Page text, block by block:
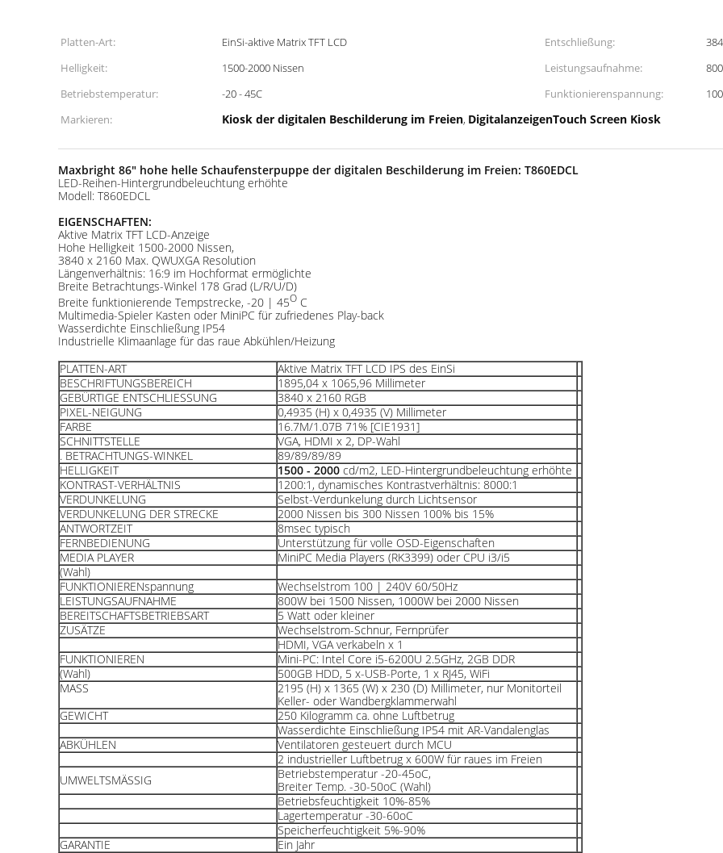
Platten-Art: EinSi-aktive Matrix TFT LCD Entschließung:
Helligkeit:
1500-2000 Nissen Leistungsaufnahme:
Betriebstemperatur:
-20 - 45C Funktionierenspannung:
Markieren:
Kiosk der digitalen Beschilderung im Freien, DigitalanzeigenTouch Screen Kiosk
Maxbright 86" hohe helle Schaufensterpuppe der digitalen Beschilderung im Freien: T860EDCL
LED-Reihen-Hintergrundbeleuchtung erhöhte
Modell: T860EDCL
EIGENSCHAFTEN:
Aktive Matrix TFT LCD-Anzeige
Hohe Helligkeit 1500-2000 Nissen,
3840 x 2160 Max. QWUXGA Resolution
Längenverhältnis: 16:9 im Hochformat ermöglichte
Breite Betrachtungs-Winkel 178 Grad (L/R/U/D)
Breite funktionierende Tempstrecke, -20 | 45O C
Multimedia-Spieler Kasten oder MiniPC für zufriedenes Play-back
Wasserdichte Einschließung IP54
Industrielle Klimaanlage für das raue Abkühlen/Heizung
PLATTEN-ART
Aktive Matrix TFT LCD IPS des EinSi
BESCHRIFTUNGSBEREICH
1895,04 x 1065,96 Millimeter
GEBÜRTIGE ENTSCHLIESSUNG
3840 x 2160 RGB
PIXEL-NEIGUNG
0,4935 (H) x 0,4935 (V) Millimeter
FARBE
16.7M/1.07B 71% [CIE1931]
SCHNITTSTELLE
VGA, HDMI x 2, DP-Wahl
. BETRACHTUNGS-WINKEL
89/89/89/89
HELLIGKEIT
1500 - 2000 cd/m2, LED-Hintergrundbeleuchtung erhöhte
KONTRAST-VERHÄLTNIS
1200:1, dynamisches Kontrastverhältnis: 8000:1
VERDUNKELUNG
Selbst-Verdunkelung durch Lichtsensor
VERDUNKELUNG DER STRECKE
2000 Nissen bis 300 Nissen 100% bis 15%
ANTWORTZEIT
8msec typisch
FERNBEDIENUNG
Unterstützung für volle OSD-Eigenschaften
MEDIA PLAYER
MiniPC Media Players (RK3399) oder CPU i3/i5
(Wahl)
FUNKTIONIERENspannung
Wechselstrom 100 | 240V 60/50Hz
LEISTUNGSAUFNAHME
800W bei 1500 Nissen, 1000W bei 2000 Nissen
BEREITSCHAFTSBETRIEBSART
5 Watt oder kleiner
ZUSÄTZE
Wechselstrom-Schnur, Fernprüfer
HDMI, VGA verkabeln x 1
FUNKTIONIEREN
Mini-PC: Intel Core i5-6200U 2.5GHz, 2GB DDR
(Wahl)
500GB HDD, 5 x-USB-Porte, 1 x RJ45, WiFi
MASS
2195 (H) x 1365 (W) x 230 (D) Millimeter, nur Monitorteil
Keller- oder Wandbergklammerwahl
GEWICHT
250 Kilogramm ca. ohne Luftbetrug
Wasserdichte Einschließung IP54 mit AR-Vandalenglas
ABKÜHLEN
Ventilatoren gesteuert durch MCU
2 industrieller Luftbetrug x 600W für raues im Freien
UMWELTSMÄSSIG
Betriebstemperatur -20-45oC,
Breiter Temp. -30-50oC (Wahl)
Betriebsfeuchtigkeit 10%-85%
Lagertemperatur -30-60oC
Speicherfeuchtigkeit 5%-90%
GARANTIE
Ein Jahr